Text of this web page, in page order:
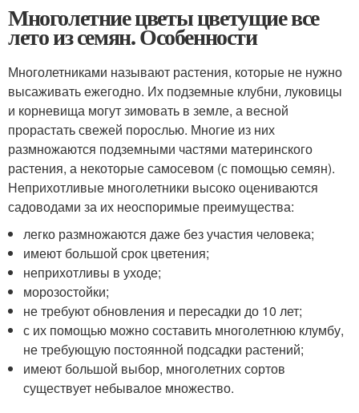
Многолетние цветы цветущие все
лето из семян. Особенности
Многолетниками называют растения, которые не нужно
высаживать ежегодно. Их подземные клубни, луковицы
и корневища могут зимовать в земле, а весной
прорастать свежей порослью. Многие из них
размножаются подземными частями материнского
растения, а некоторые самосевом (с помощью семян).
Неприхотливые многолетники высоко оцениваются
садоводами за их неоспоримые преимущества:
легко размножаются даже без участия человека;
имеют большой срок цветения;
неприхотливы в уходе;
морозостойки;
не требуют обновления и пересадки до 10 лет;
с их помощью можно составить многолетнюю клумбу,
не требующую постоянной подсадки растений;
имеют большой выбор, многолетних сортов
существует небывалое множество.